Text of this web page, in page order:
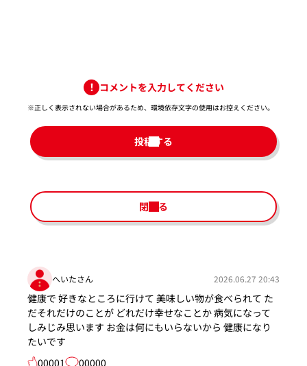
コメントを入力してください
※正しく表示されない場合があるため、環境依存文字の使用はお控えください。​
投稿する
閉じる
へいたさん 2026.06.27 20:43
健康で 好きなところに行けて 美味しい物が食べられて た
だそれだけのことが どれだけ幸せなことか 病気になって
しみじみ思います お金は何にもいらないから 健康になり
たいです
00001
00000